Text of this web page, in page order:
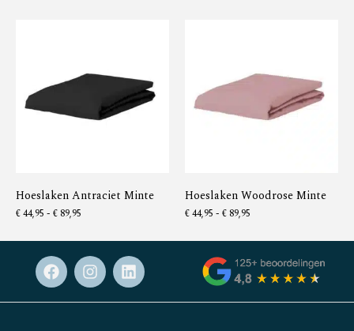
Hoeslaken Antraciet Minte
€44,95 - € 89,95
Hoeslaken Woodrose Minte
€44,95 - € 89,95